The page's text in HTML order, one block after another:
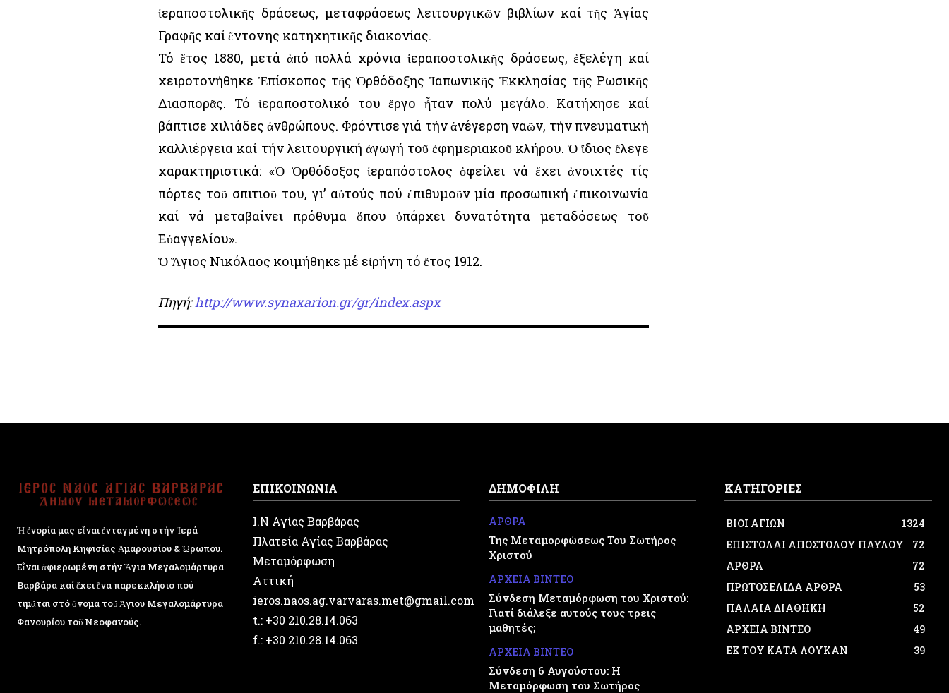
ἱεραποστολικῆς δράσεως, μεταφράσεως λειτουργικῶν βιβλίων καί τῆς Ἁγίας
Γραφῆς καί ἔντονης κατηχητικῆς διακονίας.
Τό ἔτος 1880, μετά ἀπό πολλά χρόνια ἱεραποστολικῆς δράσεως, ἐξελέγη καί
χειροτονήθηκε Ἐπίσκοπος τῆς Ὀρθόδοξης Ἰαπωνικῆς Ἐκκλησίας τῆς Ρωσικῆς
Διασπορᾶς. Τό ἱεραποστολικό του ἔργο ἦταν πολύ μεγάλο. Κατήχησε καί
βάπτισε χιλιάδες ἀνθρώπους. Φρόντισε γιά τήν ἀνέγερση ναῶν, τήν πνευματική
καλλιέργεια καί τήν λειτουργική ἀγωγή τοῦ ἐφημεριακοῦ κλήρου. Ὁ ἴδιος ἔλεγε
χαρακτηριστικά: «Ὁ Ὀρθόδοξος ἱεραπόστολος ὀφείλει νά ἔχει ἀνοιχτές τίς
πόρτες τοῦ σπιτιοῦ του, γι’ αὐτούς πού ἐπιθυμοῦν μία προσωπική ἐπικοινωνία
καί νά μεταβαίνει πρόθυμα ὅπου ὑπάρχει δυνατότητα μεταδόσεως τοῦ
Εὐαγγελίου».
Ὁ Ἅγιος Νικόλαος κοιμήθηκε μέ εἰρήνη τό ἔτος 1912.
Πηγή:http://www.synaxarion.gr/gr/index.aspx
Ἡ ἐνορία μας εἶναι ἐνταγμένη στήν Ἱερά
Μητρόπολη Κηφισίας Ἁμαρουσίου & Ὠρωπου.
Εἶναι ἀφιερωμένη στήν Ἅγια Μεγαλομάρτυρα
Βαρβάρα καί ἔχει ἕνα παρεκκλήσιο πού
τιμᾶται στό ὄνομα τοῦ Ἁγιου Μεγαλομάρτυρα
Φανουρίου τοῦ Νεοφανούς.
ΕΠΙΚΟΙΝΩΝΙΑ
Ι.Ν Αγίας Βαρβάρας
Πλατεία Αγίας Βαρβάρας
Μεταμόρφωση
Αττική
ieros.naos.ag.varvaras.met@gmail.com
t.: +30 210.28.14.063
f.: +30 210.28.14.063
ΔΗΜΟΦΙΛΗ
ΑΡΘΡΑ
Της Μεταμορφώσεως Του Σωτήρος
Χριστού
ΑΡΧΕΙΑ ΒΙΝΤΕΟ
Σύνδεση Μεταμόρφωση του Χριστού:
Γιατί διάλεξε αυτούς τους τρεις
μαθητές;
ΑΡΧΕΙΑ ΒΙΝΤΕΟ
Σύνδεση 6 Αυγούστου: Η
Μεταμόρφωση του Σωτήρος
ΚΑΤΗΓΟΡΙΕΣ
ΒΙΟΙ ΑΓΙΩΝ
1324
ΕΠΙΣΤΟΛΑΙ ΑΠΟΣΤΟΛΟΥ ΠΑΥΛΟΥ
72
ΑΡΘΡΑ
72
ΠΡΩΤΟΣΕΛΙΔΑ ΑΡΘΡΑ
53
ΠΑΛΑΙΑ ΔΙΑΘΗΚΗ
52
ΑΡΧΕΙΑ ΒΙΝΤΕΟ
49
ΕΚ ΤΟΥ ΚΑΤΑ ΛΟΥΚΑΝ
39